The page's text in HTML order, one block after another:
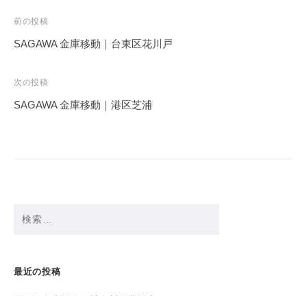
投
稿
ビ
ゲ
前の投稿
SAGAWA 金庫移動｜台東区花川戸
次の投稿
SAGAWA 金庫移動｜港区芝浦
最近の投稿